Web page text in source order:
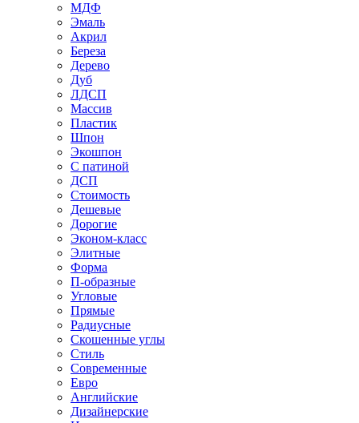
МДФ
Эмаль
Акрил
Береза
Дерево
Дуб
ЛДСП
Массив
Пластик
Шпон
Экошпон
С патиной
ДСП
Стоимость
Дешевые
Дорогие
Эконом-класс
Элитные
Форма
П-образные
Угловые
Прямые
Радиусные
Скошенные углы
Стиль
Современные
Евро
Английские
Дизайнерские